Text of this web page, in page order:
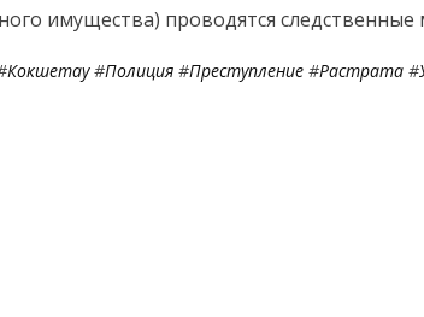
имущества) проводятся следственные
Кокшетау#Полиция #Преступление #Растрата #